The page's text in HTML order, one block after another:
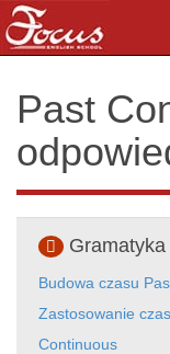
Past
Gramatyka
Budowa czasu
Zastosowanie
Continuous